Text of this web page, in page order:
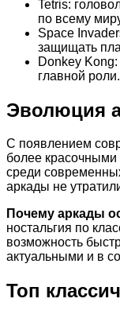
Tetris:
по всему
Space
защищать
Donkey
главной роли.
Эволюция
С появлением
более
среди
аркады не
Почему аркады
ностальгия по
возможность
актуальными и в
Топ